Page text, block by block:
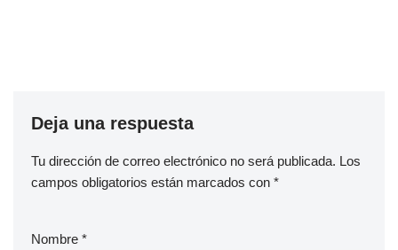
Deja una respuesta
Tu dirección de correo electrónico no será publicada. Los
campos obligatorios están marcados con *
Nombre *